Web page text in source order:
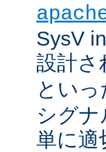
SysV
設計さ
といっ
シグ
単に適